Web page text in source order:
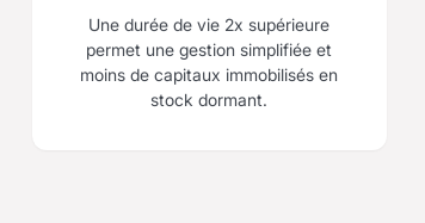
Une durée de vie 2x supérieure
permet une gestion simplifiée et
moins de capitaux immobilisés en
stock dormant.